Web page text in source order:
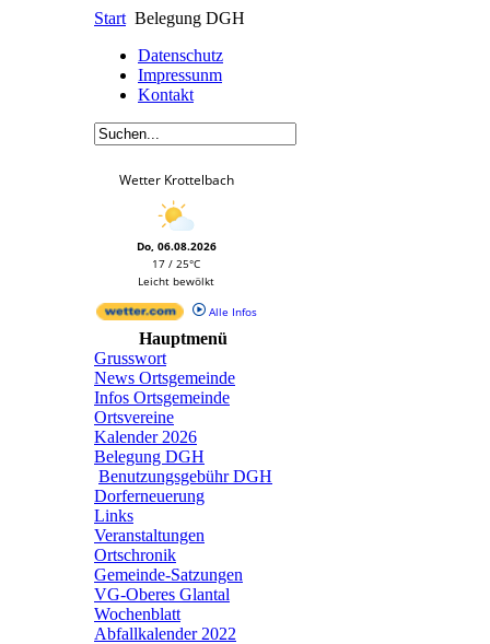
Start Belegung DGH
Datenschutz
Impressunm
Kontakt
Wetter Krottelbach
Do, 06.08.2026
17 / 25°C
Leicht bewölkt
Alle Infos
Hauptmenü
Grusswort
News Ortsgemeinde
Infos Ortsgemeinde
Ortsvereine
Kalender 2026
Belegung DGH
Benutzungsgebühr DGH
Dorferneuerung
Links
Veranstaltungen
Ortschronik
Gemeinde-Satzungen
VG-Oberes Glantal
Wochenblatt
Abfallkalender 2022